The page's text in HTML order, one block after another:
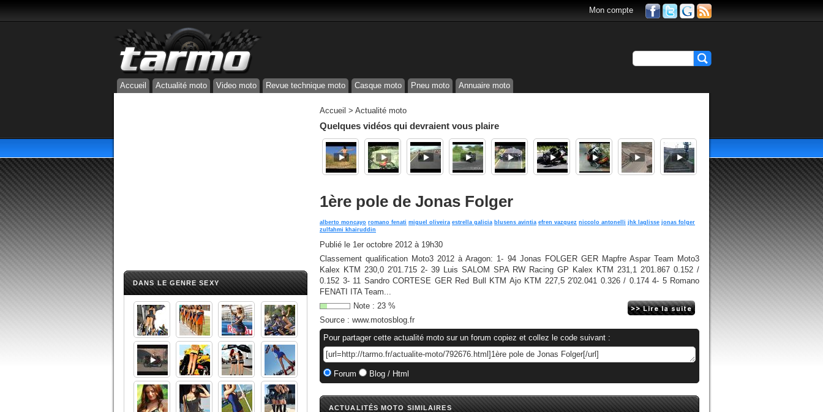
Mon compte
Accueil Actualité moto Video moto Revue technique moto Casque moto Pneu moto Annuaire moto
DANS LE GENRE SEXY
Accueil > Actualité moto
Quelques vidéos qui devraient vous plaire
1ère pole de Jonas Folger
alberto moncayo romano fenati miguel oliveira estrella galicia blusens avintia efren vazquez niccolo antonelli jhk laglisse jonas folger
zulfahmi khairuddin
Publié le 1er octobre 2012 à 19h30
Classement qualification Moto3 2012 à Aragon: 1- 94 Jonas FOLGER GER Mapfre Aspar Team Moto3
Kalex KTM 230,0 2′01.715 2- 39 Luis SALOM SPA RW Racing GP Kalex KTM 231,1 2′01.867 0.152 /
0.152 3- 11 Sandro CORTESE GER Red Bull KTM Ajo KTM 227,5 2′02.041 0.326 / 0.174 4- 5 Romano
FENATI ITA Team...
Note : 23 %
Source : www.motosblog.fr
Pour partager cette actualité moto sur un forum copiez et collez le code suivant :
Forum Blog / Html
ACTUALITÉS MOTO SIMILAIRES